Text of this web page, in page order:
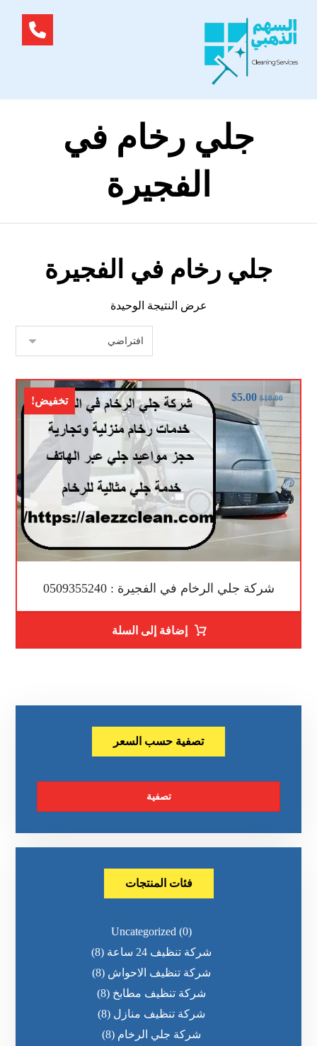
جلي رخام في
الفجيرة
جلي رخام في الفجيرة
عرض النتيجة الوحيدة
تخفيض!
شركة جلي الرخام في الفجيرة : 0509355240
$10.00
$5.00
إضافة إلى السلة
تصفية حسب السعر
تصفية
فئات المنتجات
Uncategorized (0)
شركة تنظيف 24 ساعة
(8)
شركة تنظيف الاحواش (8)
شركة تنظيف مطابخ (8)
شركة تنظيف منازل (8)
شركة جلي الرخام (8)